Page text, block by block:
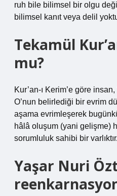
ruh bile bilimsel bir olgu
bilimsel kanıt veya delil
Tekamül
mu?
Kur’an-ı Kerim’e göre insan,
O’nun belirlediği bir evrim
aşama evrimleşerek
hâlâ oluşum (yani gelişme)
sorumluluk sahibi bir varlıktır.
Yaşar Nuri